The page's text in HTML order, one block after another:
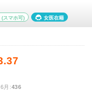
(スマホ可) 女医在籍
:436